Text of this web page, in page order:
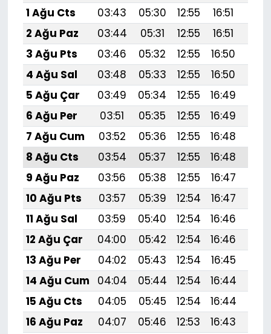
1 Ağu Cts
03:43 05:30 12:55 16:51
2 Ağu Paz
03:44 05:31 12:55 16:51
3 Ağu Pts
03:46 05:32 12:55 16:50
4 Ağu Sal
03:48 05:33 12:55 16:50
5 Ağu Çar
03:49 05:34 12:55 16:49
6 Ağu Per
03:51 05:35 12:55 16:49
7 Ağu Cum
03:52 05:36 12:55 16:48
8 Ağu Cts
03:54 05:37 12:55 16:48
9 Ağu Paz
03:56 05:38 12:55 16:47
10 Ağu Pts
03:57 05:39 12:54 16:47
11 Ağu Sal
03:59 05:40 12:54 16:46
12 Ağu Çar
04:00 05:42 12:54 16:46
13 Ağu Per
04:02 05:43 12:54 16:45
14 Ağu Cum
04:04 05:44 12:54 16:44
15 Ağu Cts
04:05 05:45 12:54 16:44
16 Ağu Paz
04:07 05:46 12:53 16:43